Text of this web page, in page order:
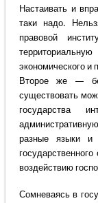
Настаивать и
таки надо.
правовой
экономического и
Второе же —
существовать
государства
разные языки и
воздействию
Сомневаясь в